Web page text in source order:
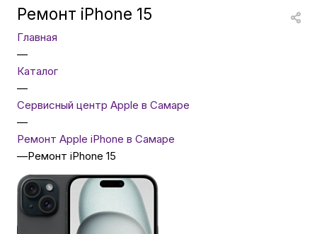
Туризм и отдых
Ремонт iPhone 15
Главная
—
Каталог
—
Сервисный центр Apple в Самаре
—
Ремонт Apple iPhone в Самаре
—Ремонт iPhone 15